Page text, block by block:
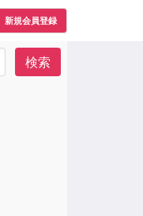
新規会員登録
検索